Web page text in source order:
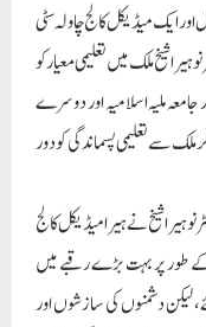
اور ایک میڈیکل کالج چاولہ سٹی
شیخ ملک میں تعلیمی معیار کو
ملیہ اسلامیہ اور دوسرے
سے تعلیمی پسماندگی کو دور
نوہیرا شیخ نے ہیرا میڈیکل کالج
کے طور پر بہت بڑے رقبے میں
لیکن دشمنوں کی سازشوں اور